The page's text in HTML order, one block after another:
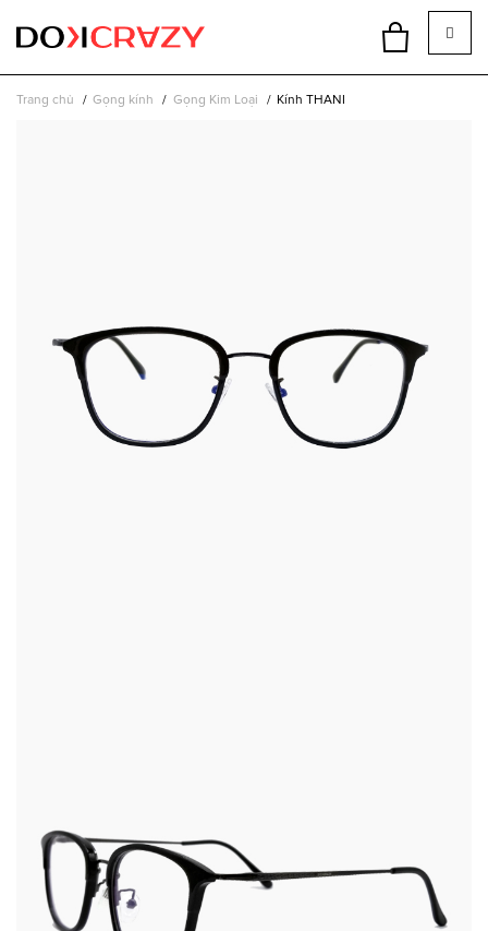
Trang chủ Gọng kính Gọng Kim Loại Kính THANI